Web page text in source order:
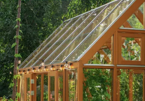
AVDELINGER
Oversikt - Kontakt oss
Vanlige spørsmål og svar
SE OGSÅ
Vinterhage og hagestue
AVDELINGER
Oversikt - Vinterhage og hagestue
Pakkeløsninger hagestue
Drivhus
AVDELINGER
Vinduer